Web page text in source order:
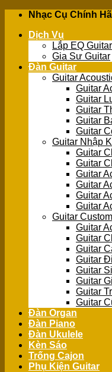
Skip
content
Nhạc Cụ Chính
Dịch Vụ
Lắp EQ Guitar
Gia Sư Guitar
Đàn Guitar
Guitar
Guitar
Guitar
Guitar
Guitar
Guitar
Guitar Nhập
Guitar
Guitar
Guitar
Guitar
Guitar
Guitar
Guitar
Guitar
Guitar
Guitar
Guitar
Guitar
Guitar
Guitar
Guitar
Đàn Organ
Đàn Piano
Đàn Ukulele
Kèn Sáo
Trống Cajon
Phụ Kiện Guitar